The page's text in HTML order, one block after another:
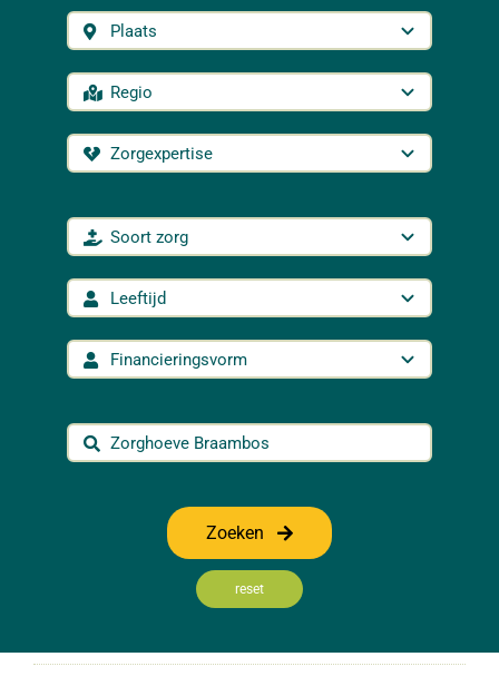
Zoeken
reset